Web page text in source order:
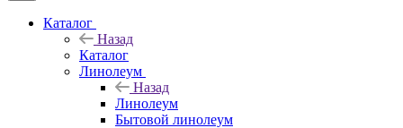
Каталог
Назад
Каталог
Линолеум
Назад
Линолеум
Бытовой линолеум